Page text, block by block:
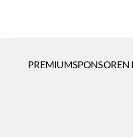
PREMIUMSPONSOREN